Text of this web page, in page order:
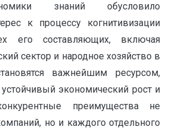
знаний обусловило
к процессу когнитивизации
его составляющих, включая
сектор и народное хозяйство в
важнейшим ресурсом,
экономический рост и
преимущества не
но и каждого отдельного